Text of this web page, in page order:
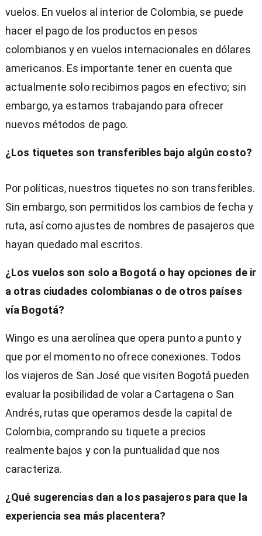
vuelos. En vuelos al interior de Colombia, se puede
hacer el pago de los productos en pesos
colombianos y en vuelos internacionales en dólares
americanos. Es importante tener en cuenta que
actualmente solo recibimos pagos en efectivo; sin
embargo, ya estamos trabajando para ofrecer
nuevos métodos de pago.
¿Los tiquetes son transferibles bajo algún costo?
Por políticas, nuestros tiquetes no son transferibles.
Sin embargo, son permitidos los cambios de fecha y
ruta, así como ajustes de nombres de pasajeros que
hayan quedado mal escritos.
¿Los vuelos son solo a Bogotá o hay opciones de ir
a otras ciudades colombianas o de otros países
vía Bogotá?
Wingo es una aerolínea que opera punto a punto y
que por el momento no ofrece conexiones. Todos
los viajeros de San José que visiten Bogotá pueden
evaluar la posibilidad de volar a Cartagena o San
Andrés, rutas que operamos desde la capital de
Colombia, comprando su tiquete a precios
realmente bajos y con la puntualidad que nos
caracteriza.
¿Qué sugerencias dan a los pasajeros para que la
experiencia sea más placentera?